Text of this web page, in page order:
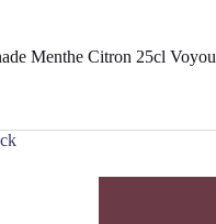
Menthe Citron 25cl Voyou